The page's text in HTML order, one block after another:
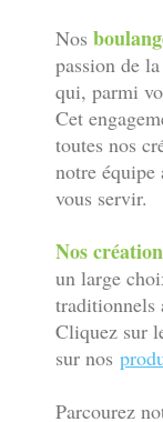
Nos
passion de
qui, parmi
Cet
toutes nos
notre équipe
vous servir.
Nos
un large
traditionnels
Cliquez sur
sur nos
Parcourez